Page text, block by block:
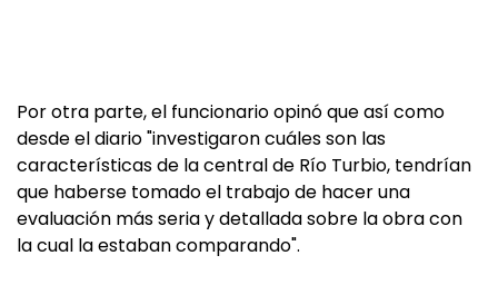
Por otra parte, el funcionario opinó que así como
desde el diario "investigaron cuáles son las
características de la central de Río Turbio, tendrían
que haberse tomado el trabajo de hacer una
evaluación más seria y detallada sobre la obra con
la cual la estaban comparando".